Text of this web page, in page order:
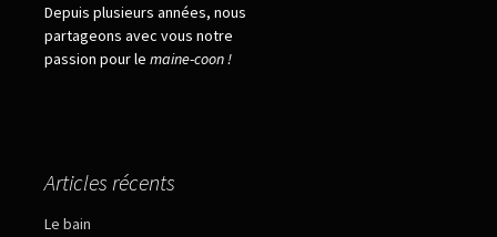
Depuis plusieurs années, nous
partageons avec vous notre
passion pour le maine-coon !
Articles récents
Le bain